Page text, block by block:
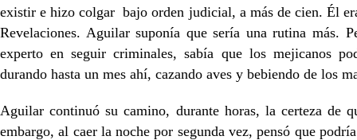
existir e hizo colgar bajo orden judicial, a más de cien. Él
Revelaciones. Aguilar suponía que sería una rutina más.
experto en seguir criminales, sabía que los mejicanos
durando hasta un mes ahí, cazando aves y bebiendo de los
Aguilar continuó su camino, durante horas, la certeza de
embargo, al caer la noche por segunda vez, pensó que